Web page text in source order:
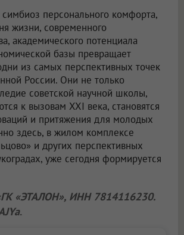
персонального комфорта,
жизни, современного
академического потенциала
базы превращает
из самых перспективных точек
России. Они не только
советской научной школы,
к вызовам XXI века, становятся
и притяжения для молодых
здесь, в жилом комплексе
и других перспективных
уже сегодня формируется
«ЭТАЛОН», ИНН 7814116230.
.